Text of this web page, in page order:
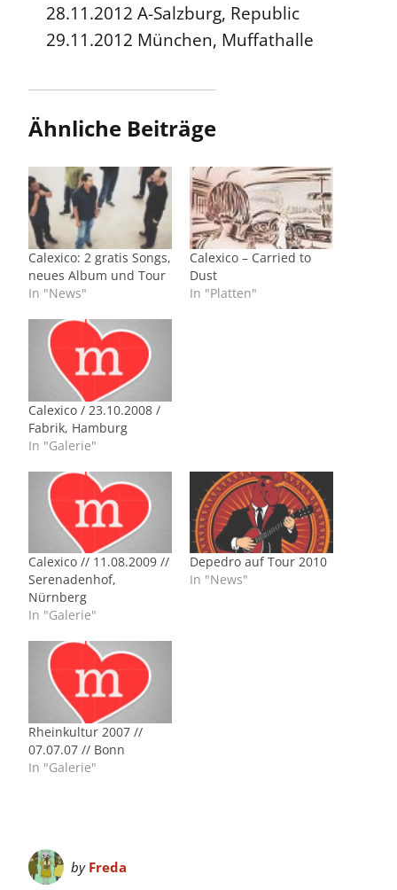
28.11.2012 A-Salzburg, Republic
29.11.2012 München, Muffathalle
Ähnliche Beiträge
Calexico: 2 gratis Songs,
neues Album und Tour
In "News"
Calexico – Carried to
Dust
In "Platten"
Calexico / 23.10.2008 /
Fabrik, Hamburg
In "Galerie"
Calexico // 11.08.2009 //
Serenadenhof,
Nürnberg
In "Galerie"
Depedro auf Tour 2010
In "News"
Rheinkultur 2007 //
07.07.07 // Bonn
In "Galerie"
by Freda